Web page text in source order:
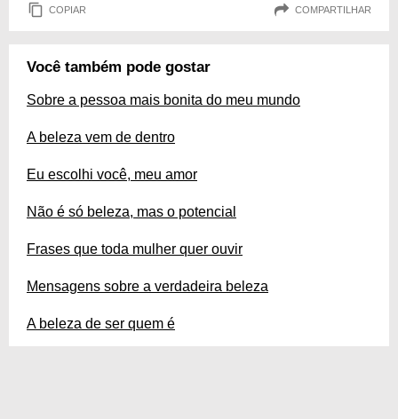
COPIAR COMPARTILHAR
Você também pode gostar
Sobre a pessoa mais bonita do meu mundo
A beleza vem de dentro
Eu escolhi você, meu amor
Não é só beleza, mas o potencial
Frases que toda mulher quer ouvir
Mensagens sobre a verdadeira beleza
A beleza de ser quem é